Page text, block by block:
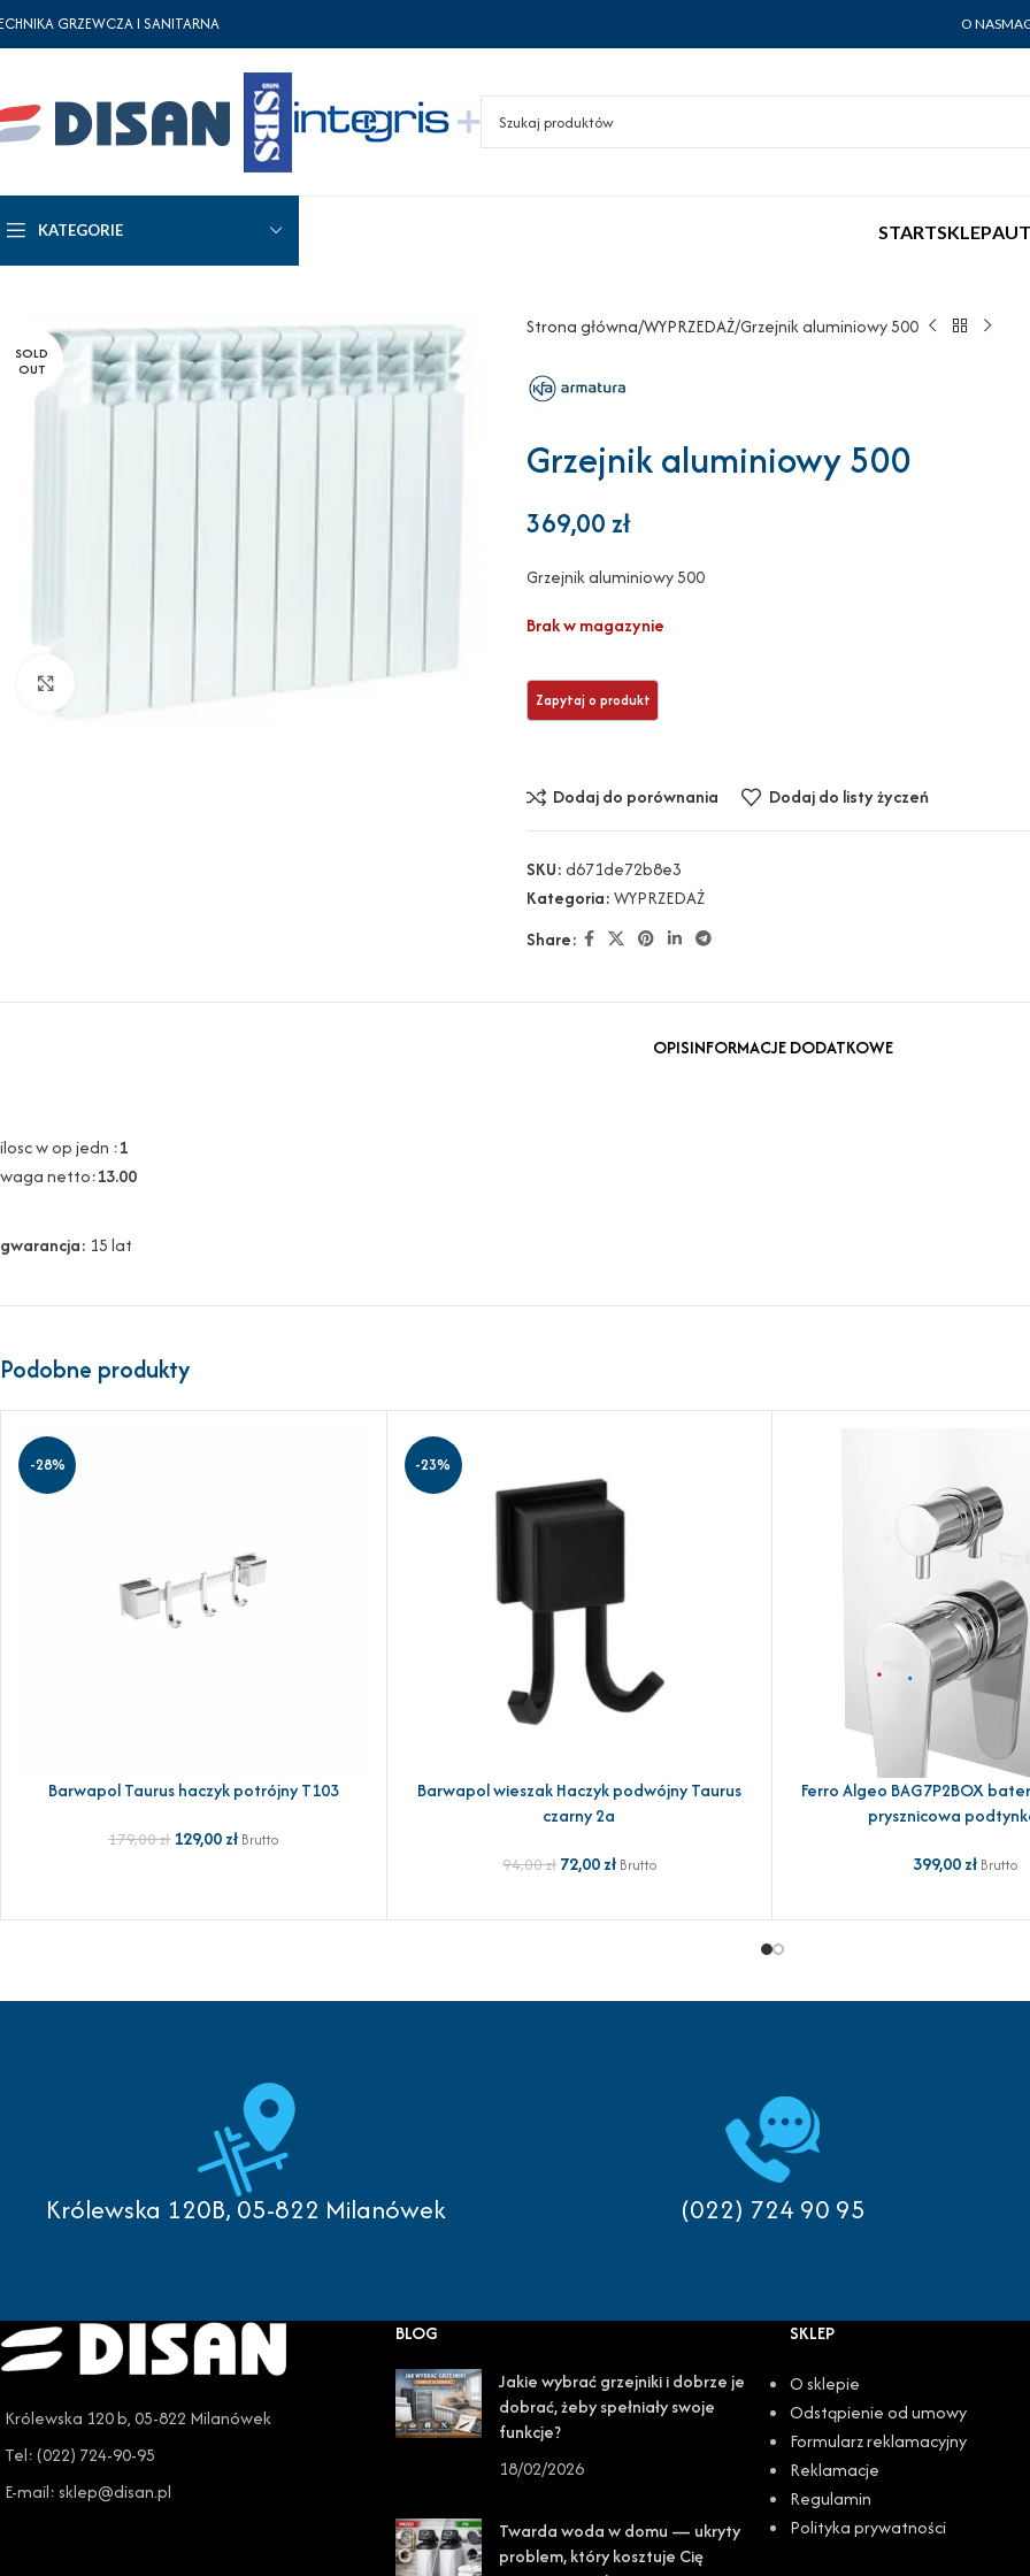
GRZEWCZA I SANITARNA O NAS
KATEGORIE STARTSKLEP
SOLD
OUT
Strona główna WYPRZEDAŻ Grzejnik aluminiowy 500
Grzejnik aluminiowy 500
369,00zł
Grzejnik aluminiowy 500
Brak w magazynie
Dodaj do porównania Dodaj do listy życzeń
SKU:d671de72b8e3
Kategoria:WYPRZEDAŻ
Share:
OPISINFORMACJE DODATKOWE
ilosc w op jedn :1
waga netto:13.00
gwarancja: 15 lat
Podobne produkty
-28%
DODAJ DO KOSZYKA
Barwapol Taurus haczyk potrójny T103
179,00zł 129,00zł Brutto
-23%
DODAJ DO KOSZYKA
Barwapol wieszak Haczyk podwójny Taurus
czarny 2a
94,00zł 72,00zł Brutto
DODAJ DO KOSZYKA
Ferro Algeo BAG7P2BOX
prysznicowa
399,00zł Brutto
Królewska 120B, 05-822 Milanówek (022) 724 90 95
Królewska 120 b, 05-822 Milanówek
Tel: (022) 724-90-95
E-mail: sklep@disan.pl
BLOG
Jakie wybrać grzejniki i dobrze je
dobrać, żeby spełniały swoje
funkcje?
18/02/2026
Twarda woda w domu — ukryty
problem, który kosztuje Cię
SKLEP
O sklepie
Odstąpienie od umowy
Formularz reklamacyjny
Reklamacje
Regulamin
Polityka prywatności